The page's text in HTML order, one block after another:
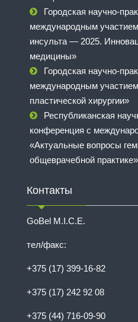
Городская научно-
международным
инсульта — 2025.
медицины»
Городская научно-
международным
пластической хирургии»
Республиканская
конференция с
«Актуальные вопросы
общеврачебной практике»
Контакты
GoBel M.I.C.E.
тел/факс:
+375 (17) 399-16-82
+375 (17) 242 92 08
+375 (44) 716-09-90